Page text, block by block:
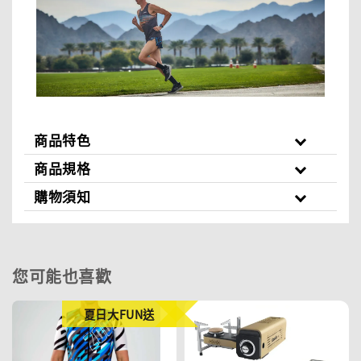
商品特色
商品規格
購物須知
您可能也喜歡
夏日大FUN送